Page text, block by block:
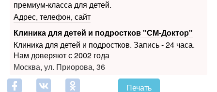
Клиника для детей и подростков "СМ-Доктор"
Клиника для детей и подростков. Запись - 24 часа.
Нам доверяют с 2002 года
Москва, ул. Приорова, 36